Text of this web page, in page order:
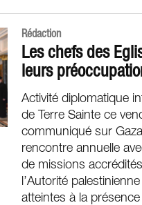
Rédaction
Les chefs des
leurs
Activité diplomatique
de Terre Sainte ce
communiqué sur
rencontre annuelle
de missions
l’Autorité
atteintes à la